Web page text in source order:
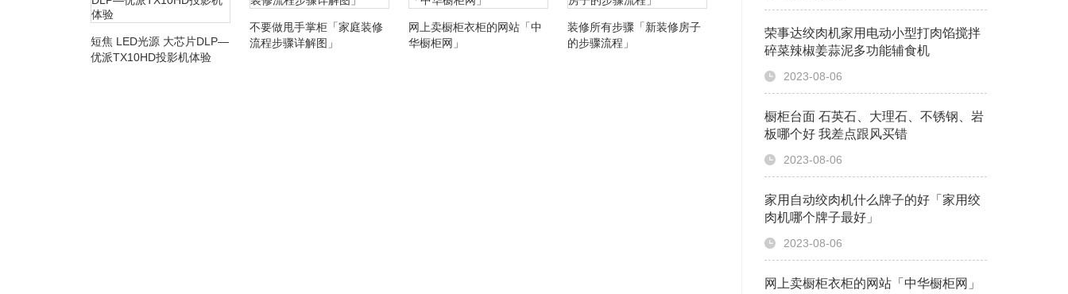
短焦 LED光源 大芯片DLP—
优派TX10HD投影机体验
不要做甩手掌柜「家庭装修
流程步骤详解图」
网上卖橱柜衣柜的网站「中
华橱柜网」
装修所有步骤「新装修房子
的步骤流程」
荣事达绞肉机家用电动小型打肉馅搅拌
碎菜辣椒姜蒜泥多功能辅食机
2023-08-06
橱柜台面 石英石、大理石、不锈钢、岩
板哪个好 我差点跟风买错
2023-08-06
家用自动绞肉机什么牌子的好「家用绞
肉机哪个牌子最好」
2023-08-06
网上卖橱柜衣柜的网站「中华橱柜网」